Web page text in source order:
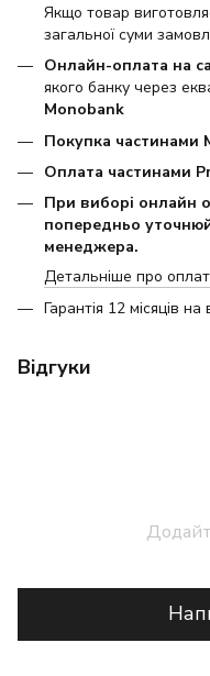
Якщо товар
загальної суми
Онлайн-оплата на
якого банку через
Monobank
Покупка частинами
Оплата частинами
При виборі онлайн
попередньо
менеджера.
Детальніше про
Гарантія 12 місяців на
Відгуки